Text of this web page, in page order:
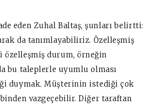
eden Zuhal Baltaş, şunları belirtti:
da tanımlayabiliriz. Özelleşmiş
özelleşmiş durum, örneğin
bu taleplerle uyumlu olması
duymak. Müşterinin istediği çok
vazgeçebilir. Diğer taraftan